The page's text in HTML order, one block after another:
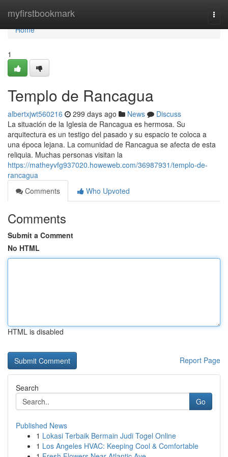
myfirstbookmark
Home
Home
1
Templo de Rancagua
albertxjwt560216 299 days ago News
Discuss
La situación de la Iglesia de Rancagua es hermosa. Su
arquitectura es un testigo del pasado y su espacio te coloca a
una época lejana. La comunidad de Rancagua se afecta de esta
reliquia. Muchas personas visitan la
https://matheyvfg937020.howeweb.com/36987931/templo-de-
rancagua
Comments
Who Upvoted
Comments
Submit a Comment
No HTML
HTML is disabled
Report Page
Search
Go
Published News
1 Lokasi Terbaik Bermain Judi Togel Online
1 Los Angeles HVAC: Keeping Cool & Comfortable